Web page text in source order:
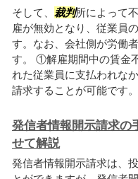
そして、 裁判所によって
雇が無効となり、従業員
す。なお、会社側が労働
す。 ①解雇期間中の賃金
れた従業員に支払われな
請求することが可能です
発信者情報開示請求の
せて解説
発信者情報開示請求は、